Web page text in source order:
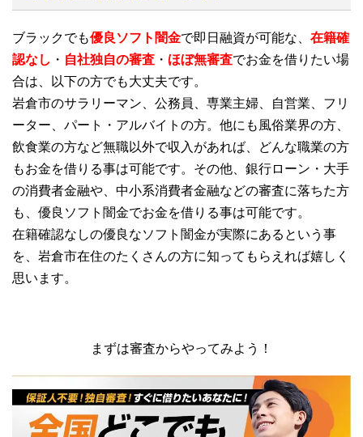
ブラックでも優良ソフト闇金で即日融資が可能な、 在籍確
認なし ・ 自社独自の審査 ・ ほぼ無審査でお金を借りたい場
合は、以下の方でも大丈夫です。
岩倉市のサラリーマン、公務員、専業主婦、自営業、フリ
ーター、パート・アルバイトの方。他にも風俗業界の方、
飲食業の方など無職以外で収入があれば、どんな職業の方
もお金を借りる事は可能です。その他、銀行ローン・大手
の消費者金融や、中小系消費者金融などの審査に落ちた方
も、優良ソフト闇金でお金を借りる事は可能です。
在籍確認なしの優良なソフト闇金が実際にあるという事
を、岩倉市在住のたくさんの方に知ってもらえれば嬉しく
思います。
まずは審査からやってみよう！